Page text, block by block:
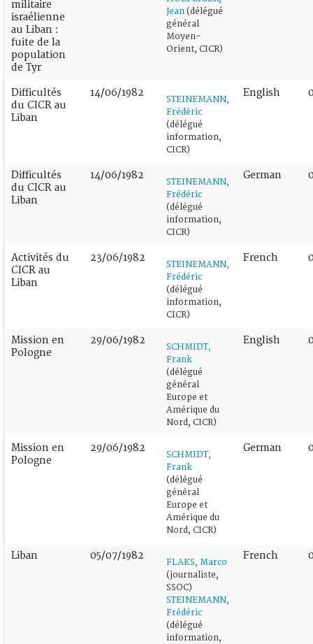
militaire
israélienne
au Liban :
fuite de la
population
de Tyr
Jean (délégué
général
Moyen-
Orient, CICR)
Difficultés
du CICR au
Liban
14/06/1982
STEINEMANN,
Frédéric
(délégué
information,
CICR)
English
Difficultés
du CICR au
Liban
14/06/1982
STEINEMANN,
Frédéric
(délégué
information,
CICR)
German
Activités du
CICR au
Liban
23/06/1982
STEINEMANN,
Frédéric
(délégué
information,
CICR)
French
Mission en
Pologne
29/06/1982
SCHMIDT,
Frank
(délégué
général
Europe et
Amérique du
Nord, CICR)
English
Mission en
Pologne
29/06/1982
SCHMIDT,
Frank
(délégué
général
Europe et
Amérique du
Nord, CICR)
German
Liban 05/07/1982
FLAKS, Marco
(journaliste,
SSOC)
STEINEMANN,
Frédéric
(délégué
information,
French